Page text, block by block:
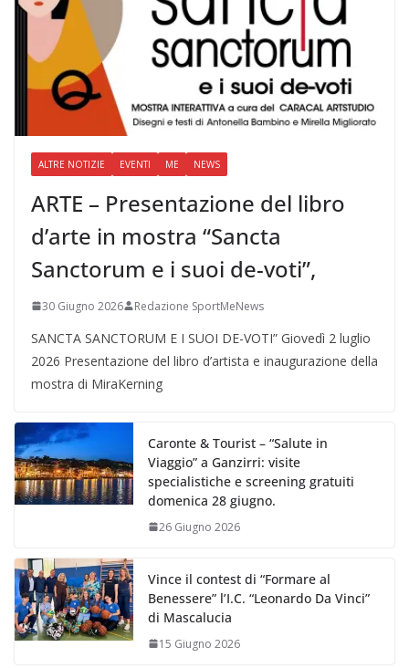
ALTRE NOTIZIE EVENTI ME NEWS
ARTE – Presentazione del libro
d’arte in mostra “Sancta
Sanctorum e i suoi de-voti”,
30 Giugno 2026 Redazione SportMeNews
SANCTA SANCTORUM E I SUOI DE-VOTI” Giovedì 2 luglio
2026 Presentazione del libro d’artista e inaugurazione della
mostra di MiraKerning
Caronte & Tourist – “Salute in
Viaggio” a Ganzirri: visite
specialistiche e screening gratuiti
domenica 28 giugno.
26 Giugno 2026
Vince il contest di “Formare al
Benessere” l’I.C. “Leonardo Da Vinci”
di Mascalucia
15 Giugno 2026